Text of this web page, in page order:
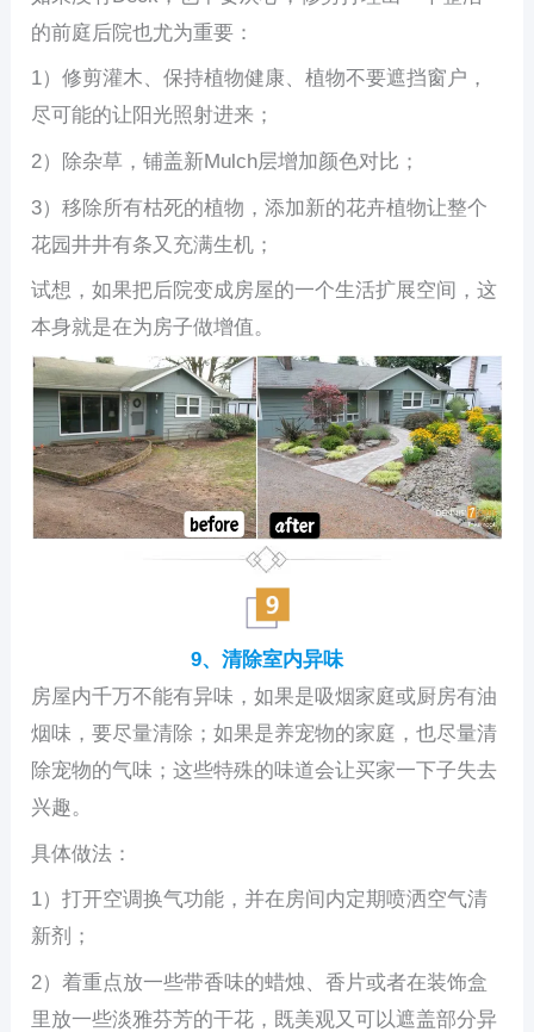
的前庭后院也尤为重要：
1）修剪灌木、保持植物健康、植物不要遮挡窗户，
尽可能的让阳光照射进来；
2）除杂草，铺盖新Mulch层增加颜色对比；
3）移除所有枯死的植物，添加新的花卉植物让整个
花园井井有条又充满生机；
试想，如果把后院变成房屋的一个生活扩展空间，这
本身就是在为房子做增值。
9、清除室内异味
房屋内千万不能有异味，如果是吸烟家庭或厨房有油
烟味，要尽量清除；如果是养宠物的家庭，也尽量清
除宠物的气味；这些特殊的味道会让买家一下子失去
兴趣。
具体做法：
1）打开空调换气功能，并在房间内定期喷洒空气清
新剂；
2）着重点放一些带香味的蜡烛、香片或者在装饰盒
里放一些淡雅芬芳的干花，既美观又可以遮盖部分异